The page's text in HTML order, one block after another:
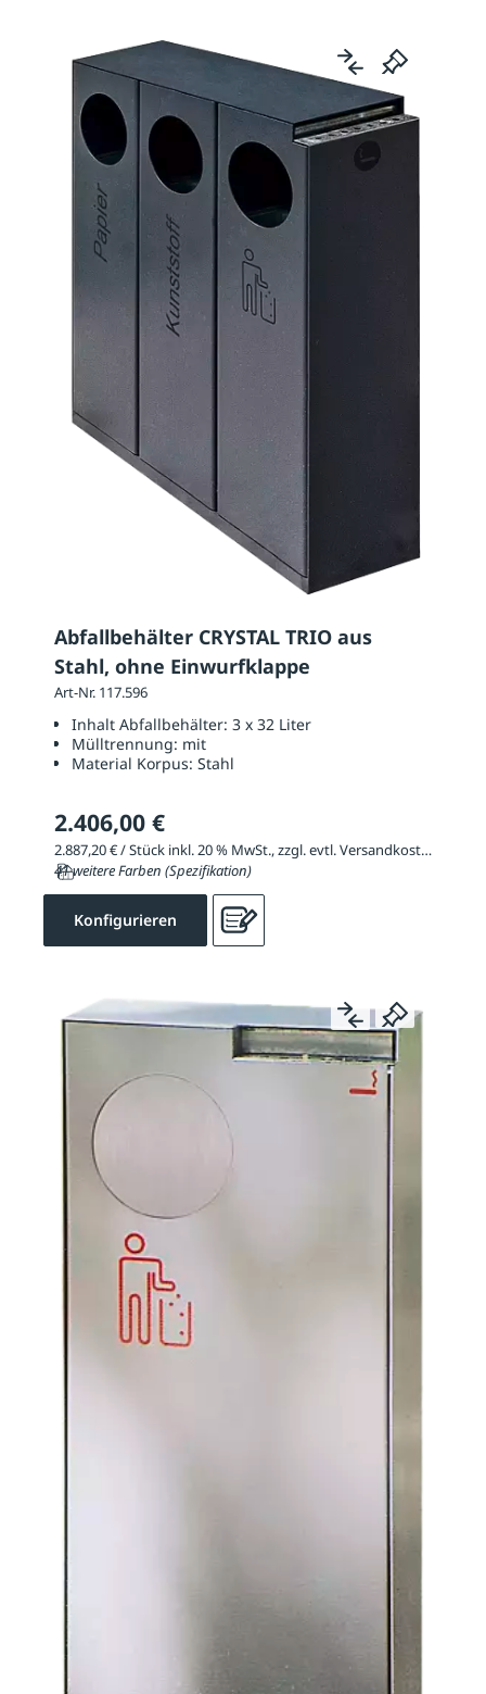
Abfallbehälter CRYSTAL TRIO aus
Stahl, ohne Einwurfklappe
Art-Nr. 117.596
Inhalt Abfallbehälter: 3 x 32 Liter
Mülltrennung: mit
Material Korpus: Stahl
2.406,00 €
2.887,20 € / Stück inkl. 20 % MwSt., zzgl. evtl. Versandkosten
41 weitere Farben (Spezifikation)
Konfigurieren